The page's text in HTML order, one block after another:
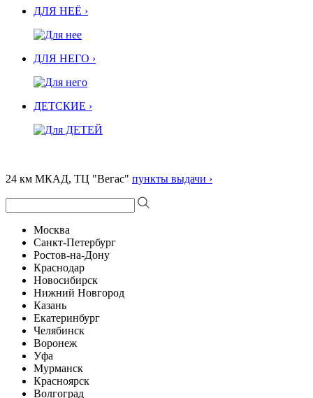
ДЛЯ НЕЁ ›
ДЛЯ НЕГО ›
ДЕТСКИЕ ›
24 км МКАД, ТЦ "Вегас" пункты выдачи ›
Москва
Санкт-Петербург
Ростов-на-Дону
Краснодар
Новосибирск
Нижний Новгород
Казань
Екатеринбург
Челябинск
Воронеж
Уфа
Мурманск
Красноярск
Волгоград